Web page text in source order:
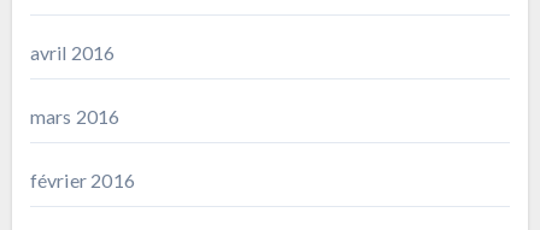
avril 2016
mars 2016
février 2016